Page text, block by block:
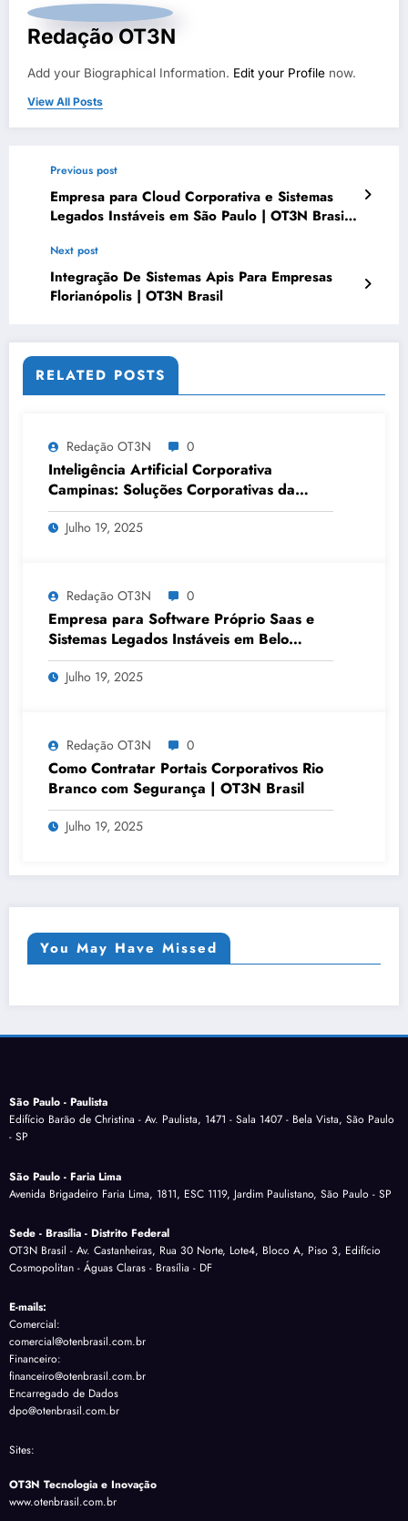
Redação OT3N
Add your Biographical Information. Edit your Profile now.
View All Posts
Previous post
Empresa para Cloud Corporativa e Sistemas
Legados Instáveis em São Paulo | OT3N Brasil
Next post
Integração De Sistemas Apis Para Empresas
Florianópolis | OT3N Brasil
RELATED POSTS
Redação OT3N 0
Inteligência Artificial Corporativa
Campinas: Soluções Corporativas da
OT3N Brasil – Guia 3083
Julho 19, 2025
Redação OT3N 0
Empresa para Software Próprio Saas e
Sistemas Legados Instáveis em Belo
Horizonte | OT3N Brasil – Guia 3449
Julho 19, 2025
Redação OT3N 0
Como Contratar Portais Corporativos Rio
Branco com Segurança | OT3N Brasil
Julho 19, 2025
You May Have Missed
São Paulo - Paulista
Edifício Barão de Christina - Av. Paulista, 1471 - Sala 1407 - Bela Vista, São Paulo
- SP
São Paulo - Faria Lima
Avenida Brigadeiro Faria Lima, 1811, ESC 1119, Jardim Paulistano, São Paulo - SP
Sede - Brasília - Distrito Federal
OT3N Brasil - Av. Castanheiras, Rua 30 Norte, Lote4, Bloco A, Piso 3, Edifício
Cosmopolitan - Águas Claras - Brasília - DF
E-mails:
Comercial:
comercial@otenbrasil.com.br
Financeiro:
financeiro@otenbrasil.com.br
Encarregado de Dados
dpo@otenbrasil.com.br
Sites:
OT3N Tecnologia e Inovação
www.otenbrasil.com.br